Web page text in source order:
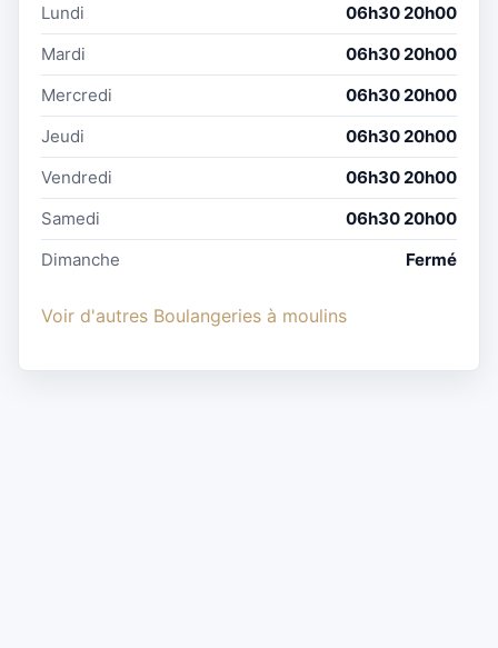
Lundi
06h30 20h00
Mardi
06h30 20h00
Mercredi
06h30 20h00
Jeudi
06h30 20h00
Vendredi
06h30 20h00
Samedi
06h30 20h00
Dimanche
Fermé
Voir d'autres Boulangeries à moulins